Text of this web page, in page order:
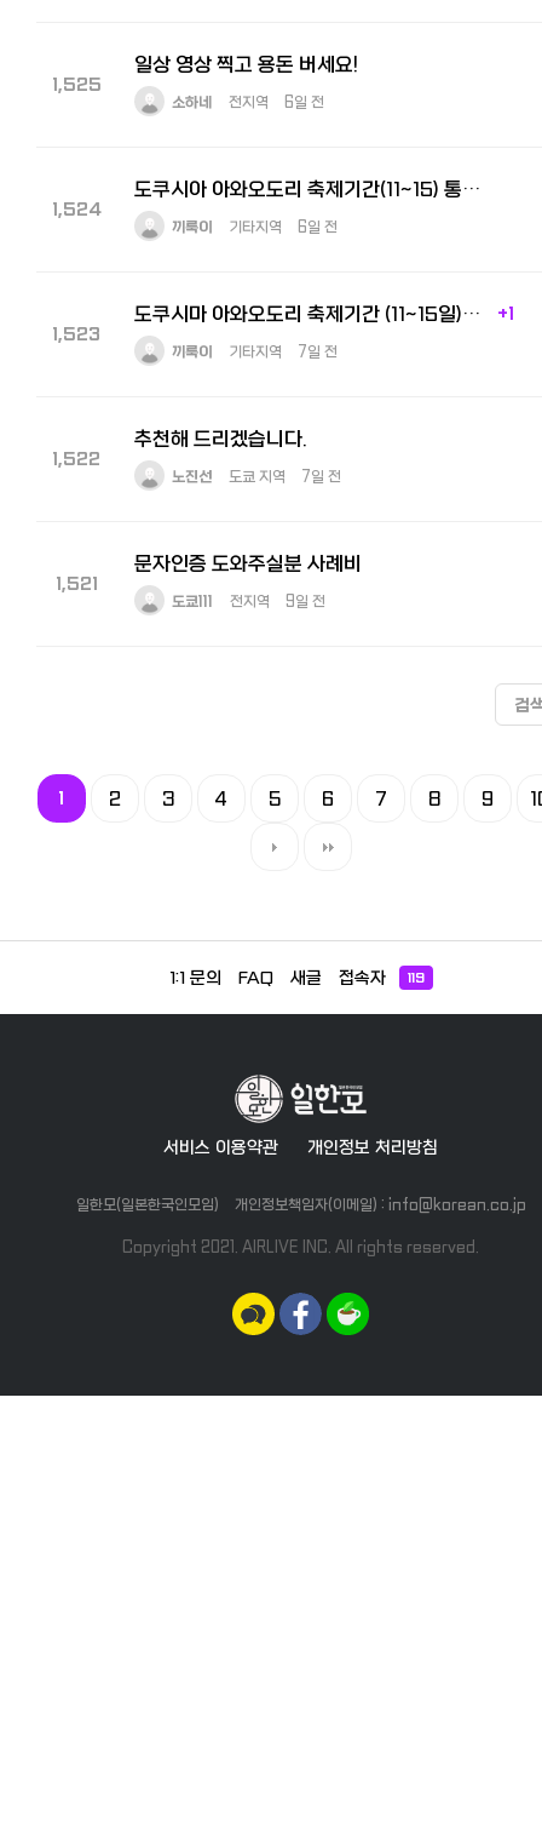
1,525
일상 영상 찍고 용돈 버세요!
소하네 전지역 6일 전
1,524
도쿠시아 아와오도리 축제기간(11~15) 통역 구합니다
끼룩이 기타지역 6일 전
1,523
도쿠시마 아와오도리 축제기간 (11~15일) 통역 아르바이트 구인 +1
끼룩이 기타지역 7일 전
1,522
추천해 드리겠습니다.
노진선 도쿄 지역 7일 전
1,521
문자인증 도와주실분 사례비
도쿄111 전지역 9일 전
검
1 2 3 4 5 6 7 8 9
1:1 문의 FAQ 새글 접속자 119
서비스 이용약관 개인정보 처리방침
일한모(일본한국인모임) 개인정보책임자(이메일) : info@korean.co.jp
Copyright 2021. AIRLIVE INC. All rights reserved.